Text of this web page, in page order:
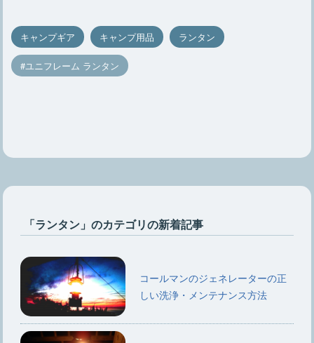
キャンプギア キャンプ用品 ランタン
ユニフレーム ランタン
「ランタン」のカテゴリの新着記事
コールマンのジェネレーターの正
しい洗浄・メンテナンス方法